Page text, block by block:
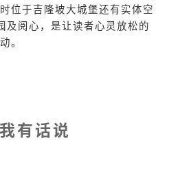
位于吉隆坡大城堡还有实体空
阅心，是让读者心灵放松的
。
我有话说